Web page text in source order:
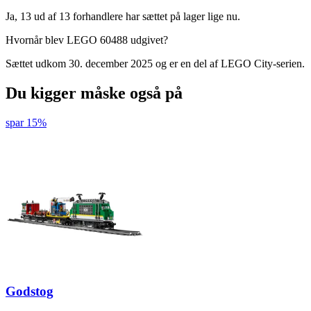
Ja, 13 ud af 13 forhandlere har sættet på lager lige nu.
Hvornår blev LEGO 60488 udgivet?
Sættet udkom 30. december 2025 og er en del af LEGO City-serien.
Du kigger måske også på
spar 15%
Godstog